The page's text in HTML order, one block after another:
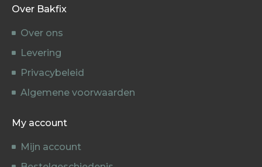
Over Bakfix
Over ons
Levering
Privacybeleid
Algemene voorwaarden
My account
Mijn account